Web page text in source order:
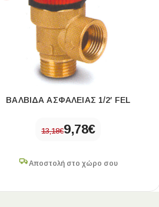
ΔΕΣ ΤΟ
ΒΑΛΒΙΔΑ ΑΣΦΑΛΕΙΑΣ 1/2′ FEL
13,18€9,78€
Αποστολή στο χώρο σου